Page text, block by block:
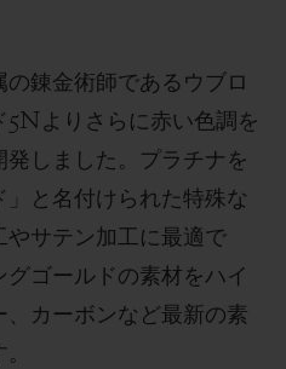
錬金術師であるウブロ
5N よりさらに赤い色調を
しました。プラチナを
と名付けられた特殊な
サテン加工に最適で
ゴールドの素材をハイ
カーボンなど最新の素